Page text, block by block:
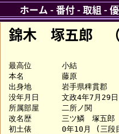
錦木 塚五郎 （
最高位　　　　小結
本名　　　　　藤原
出身地　　　　岩手県稗貫郡
没年月日　　　文政4年7月29日
所属部屋　　　二所ノ関
改名歴　　　　三ツ鱗　塚五
初土俵　　　　0年10月 (三段
ホーム -番付-取組 -